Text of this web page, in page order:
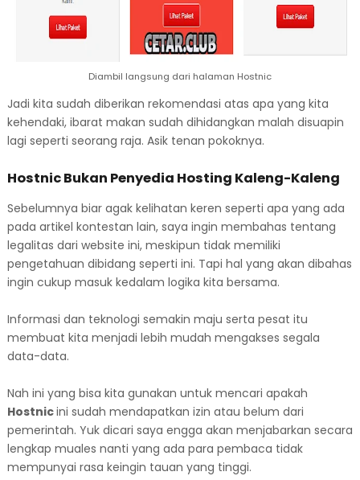
Diambil langsung dari halaman Hostnic
Jadi kita sudah diberikan rekomendasi atas apa yang kita
kehendaki, ibarat makan sudah dihidangkan malah disuapin
lagi seperti seorang raja. Asik tenan pokoknya.
Hostnic Bukan Penyedia Hosting Kaleng-Kaleng
Sebelumnya biar agak kelihatan keren seperti apa yang ada
pada artikel kontestan lain, saya ingin membahas tentang
legalitas dari website ini, meskipun tidak memiliki
pengetahuan dibidang seperti ini. Tapi hal yang akan dibahas
ingin cukup masuk kedalam logika kita bersama.
Informasi dan teknologi semakin maju serta pesat itu
membuat kita menjadi lebih mudah mengakses segala
data-data.
Nah ini yang bisa kita gunakan untuk mencari apakah
Hostnicini sudah mendapatkan izin atau belum dari
pemerintah. Yuk dicari saya engga akan menjabarkan secara
lengkap muales nanti yang ada para pembaca tidak
mempunyai rasa keingin tauan yang tinggi.